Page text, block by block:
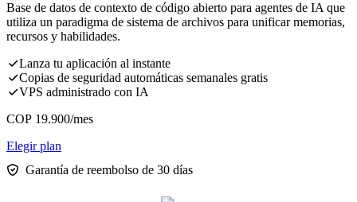
Base de datos de contexto de código abierto para agentes de IA que
utiliza un paradigma de sistema de archivos para unificar memorias,
recursos y habilidades.
Lanza tu aplicación al instante
Copias de seguridad automáticas semanales gratis
VPS administrado con IA
COP 19.900/mes
Elegir plan
Garantía de reembolso de 30 días